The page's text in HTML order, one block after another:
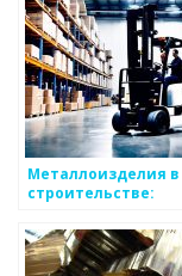
Металлоизделия в
строительстве: